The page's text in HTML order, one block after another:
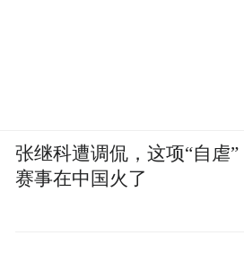
张继科遭调侃，这项“自虐”
赛事在中国火了